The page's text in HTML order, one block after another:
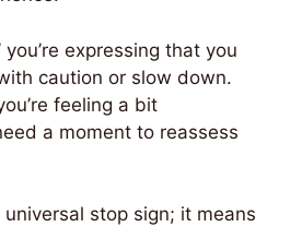
you’re expressing that you
caution or slow down.
feeling a bit
a moment to reassess
universal stop sign; it means